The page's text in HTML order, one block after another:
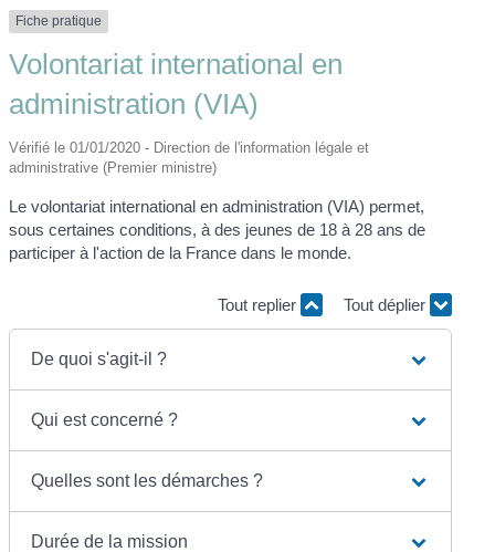
Fiche pratique
Volontariat international en
administration (VIA)
Vérifié le 01/01/2020 - Direction de l'information légale et
administrative (Premier ministre)
Le volontariat international en administration (VIA) permet,
sous certaines conditions, à des jeunes de 18 à 28 ans de
participer à l'action de la France dans le monde.
Tout replier Tout déplier
De quoi s'agit-il ?
Qui est concerné ?
Quelles sont les démarches ?
Durée de la mission